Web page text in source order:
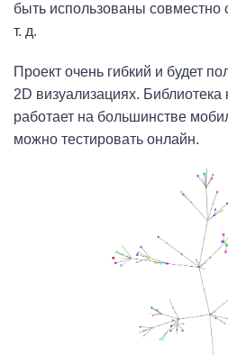
быть использованы совместно
т. д.
Проект очень гибкий и будет
2D визуализациях. Библиотека
работает на большинстве
можно тестировать онлайн.